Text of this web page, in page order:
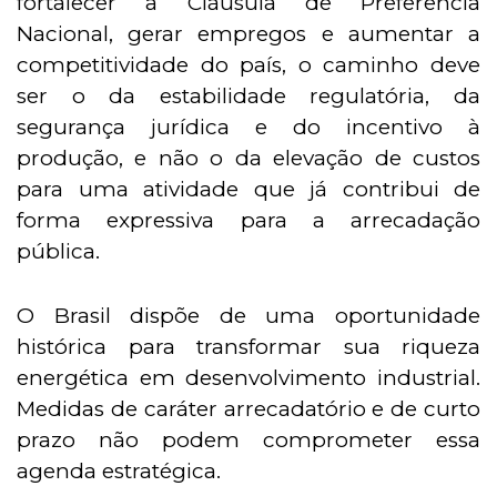
Nacional, gerar empregos e aumentar a
competitividade do país, o caminho deve
ser o da estabilidade regulatória, da
segurança jurídica e do incentivo à
produção, e não o da elevação de custos
para uma atividade que já contribui de
forma expressiva para a arrecadação
pública.
O Brasil dispõe de uma oportunidade
histórica para transformar sua riqueza
energética em desenvolvimento industrial.
Medidas de caráter arrecadatório e de curto
prazo não podem comprometer essa
agenda estratégica.